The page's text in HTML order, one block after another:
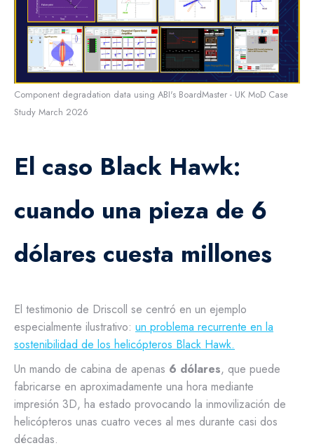
Component degradation data using ABI's BoardMaster - UK MoD Case
Study March 2026
El caso Black Hawk:
cuando una pieza de 6
dólares cuesta millones
El testimonio de Driscoll se centró en un ejemplo
especialmente ilustrativo: un problema recurrente en la
sostenibilidad de los helicópteros Black Hawk.
Un mando de cabina de apenas 6 dólares, que puede
fabricarse en aproximadamente una hora mediante
impresión 3D, ha estado provocando la inmovilización de
helicópteros unas cuatro veces al mes durante casi dos
décadas.